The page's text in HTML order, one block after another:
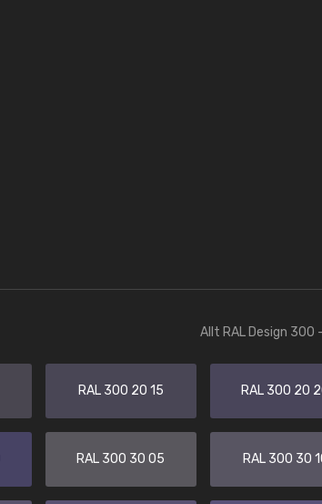
Allt RAL Design 300
RAL 300 20 15 RAL 300 20
RAL 300 30 05 RAL 300 30